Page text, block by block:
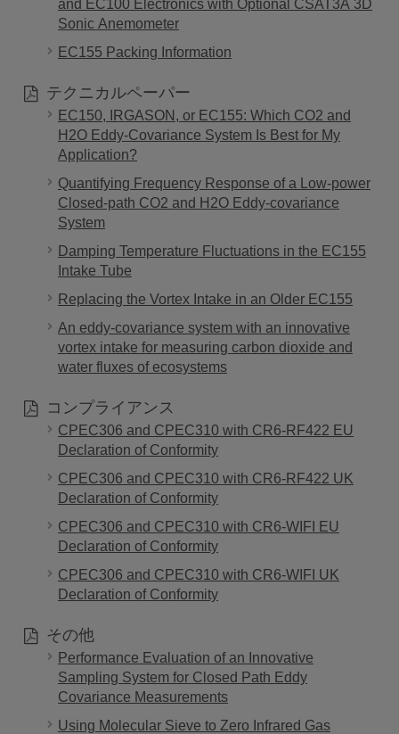
and EC100 Electronics with Optional CSAT3A 3D
Sonic Anemometer
EC155 Packing Information
テクニカルペーパー
EC150, IRGASON, or EC155: Which CO2 and
H2O Eddy-Covariance System Is Best for My
Application?
Quantifying Frequency Response of a Low-power
Closed-path CO2 and H2O Eddy-covariance
System
Damping Temperature Fluctuations in the EC155
Intake Tube
Replacing the Vortex Intake in an Older EC155
An eddy-covariance system with an innovative
vortex intake for measuring carbon dioxide and
water fluxes of ecosystems
コンプライアンス
CPEC306 and CPEC310 with CR6-RF422 EU
Declaration of Conformity
CPEC306 and CPEC310 with CR6-RF422 UK
Declaration of Conformity
CPEC306 and CPEC310 with CR6-WIFI EU
Declaration of Conformity
CPEC306 and CPEC310 with CR6-WIFI UK
Declaration of Conformity
その他
Performance Evaluation of an Innovative
Sampling System for Closed Path Eddy
Covariance Measurements
Using Molecular Sieve to Zero Infrared Gas